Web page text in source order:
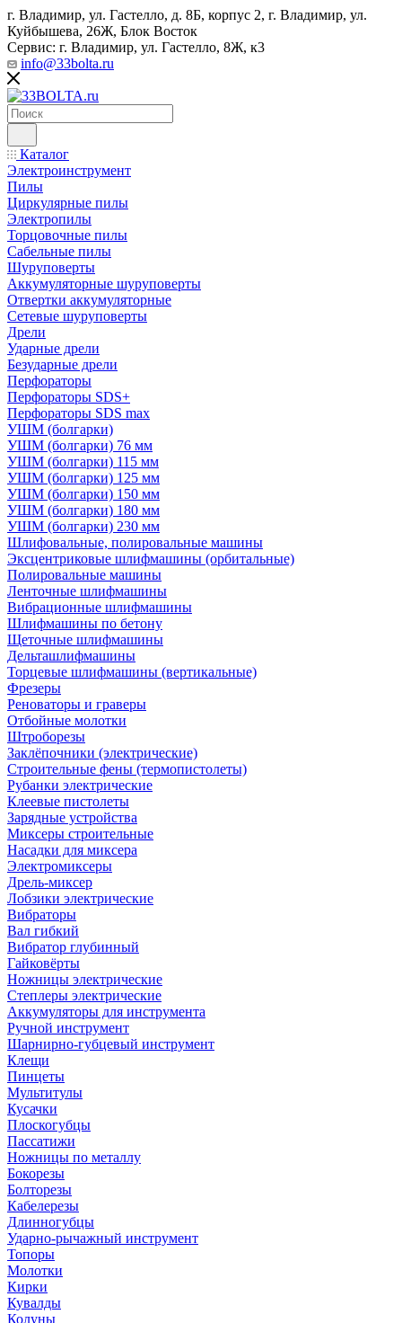
г. Владимир, ул. Гастелло, д. 8Б, корпус 2, г. Владимир, ул. ​
Куйбышева, 26Ж, Блок Восток
Сервис: г. Владимир, ул. Гастелло, 8Ж, к3
info@33bolta.ru
Каталог
Электроинструмент
Пилы
Циркулярные пилы
Электропилы
Торцовочные пилы
Сабельные пилы
Шуруповерты
Аккумуляторные шуруповерты
Отвертки аккумуляторные
Сетевые шуруповерты
Дрели
Ударные дрели
Безударные дрели
Перфораторы
Перфораторы SDS+
Перфораторы SDS max
УШМ (болгарки)
УШМ (болгарки) 76 мм
УШМ (болгарки) 115 мм
УШМ (болгарки) 125 мм
УШМ (болгарки) 150 мм
УШМ (болгарки) 180 мм
УШМ (болгарки) 230 мм
Шлифовальные, полировальные машины
Эксцентриковые шлифмашины (орбитальные)
Полировальные машины
Ленточные шлифмашины
Вибрационные шлифмашины
Шлифмашины по бетону
Щеточные шлифмашины
Дельташлифмашины
Торцевые шлифмашины (вертикальные)
Фрезеры
Реноваторы и граверы
Отбойные молотки
Штроборезы
Заклёпочники (электрические)
Строительные фены (термопистолеты)
Рубанки электрические
Клеевые пистолеты
Зарядные устройства
Миксеры строительные
Насадки для миксера
Электромиксеры
Дрель-миксер
Лобзики электрические
Вибраторы
Вал гибкий
Вибратор глубинный
Гайковёрты
Ножницы электрические
Степлеры электрические
Аккумуляторы для инструмента
Ручной инструмент
Шарнирно-губцевый инструмент
Клещи
Пинцеты
Мультитулы
Кусачки
Плоскогубцы
Пассатижи
Ножницы по металлу
Бокорезы
Болторезы
Кабелерезы
Длинногубцы
Ударно-рычажный инструмент
Топоры
Молотки
Кирки
Кувалды
Колуны